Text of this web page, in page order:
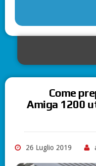
Come
Amiga 1200
26 Luglio 2019